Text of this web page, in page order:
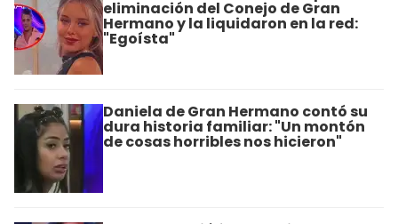
eliminación del Conejo de Gran
Hermano y la liquidaron en la red:
"Egoísta"
Daniela de Gran Hermano contó su
dura historia familiar: "Un montón
de cosas horribles nos hicieron"